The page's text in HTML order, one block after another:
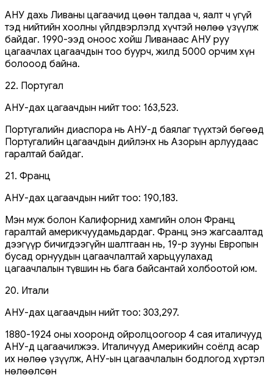
АНУ дахь Ливаны цагаачид цөөн талдаа ч, яалт ч үгүй
тэд нийтийн хоолны үйлдвэрлэлд хүчтэй нөлөө үзүүлж
байдаг. 1990-ээд оноос хойш Ливанаас АНУ руу
цагаачлах цагаачдын тоо буурч, жилд 5000 орчим хүн
болооод байна.
22. Португал
АНУ-дах цагаачдын нийт тоо: 163,523.
Португалийн диаспора нь АНУ-д баялаг түүхтэй бөгөөд
Португалийн цагаачдын дийлэнх нь Азорын арлуудаас
гаралтай байдаг.
21. Франц
АНУ-дах цагаачдын нийт тоо: 190,183.
Мэн муж болон Калифорнид хамгийн олон Франц
гаралтай америкчуудамьдардаг. Франц энэ жагсаалтад
дээгүүр бичигдээгүйн шалтгаан нь, 19-р зууны Европын
бусад орнуудын цагаачлалтай харьцуулахад
цагаачлалын түвшин нь бага байсантай холбоотой юм.
20. Итали
АНУ-дах цагаачдын нийт тоо: 303,297.
1880-1924 оны хооронд ойролцоогоор 4 сая италичууд
АНУ-д цагаачилжээ. Италичууд Америкийн соёлд асар
их нөлөө үзүүлж, АНУ-ын цагаачлалын бодлогод хүртэл
нөлөөлсөн